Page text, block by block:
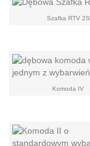
Szafka RTV 2S
Komoda IV